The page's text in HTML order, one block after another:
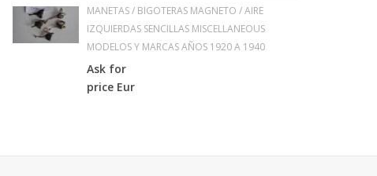
MANETAS / BIGOTERAS MAGNETO / AIRE
IZQUIERDAS SENCILLAS MISCELLANEOUS
MODELOS Y MARCAS AÑOS 1920 A 1940
Ask for
price Eur